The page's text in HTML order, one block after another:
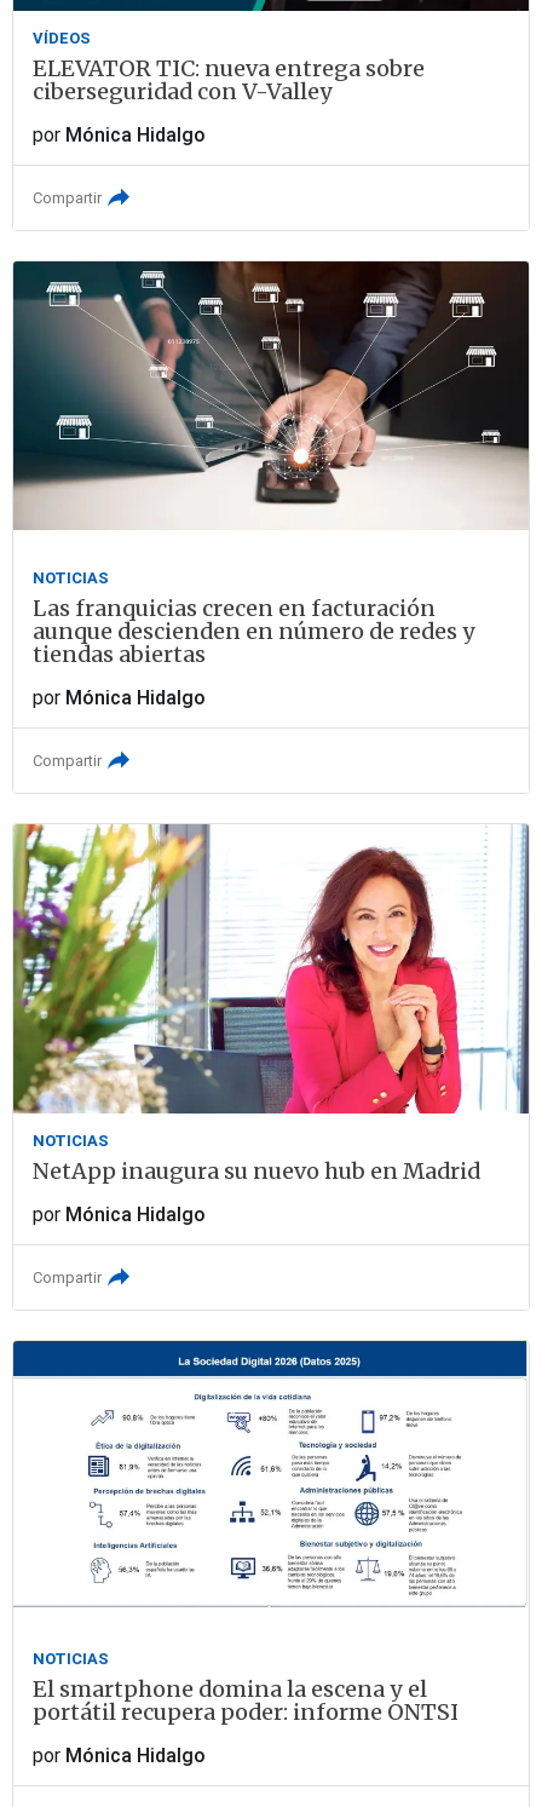
VÍDEOS
ELEVATOR TIC: nueva entrega sobre
ciberseguridad con V-Valley
por Mónica Hidalgo
Compartir
NOTICIAS
Las franquicias crecen en facturación
aunque descienden en número de redes y
tiendas abiertas
por Mónica Hidalgo
Compartir
NOTICIAS
NetApp inaugura su nuevo hub en Madrid
por Mónica Hidalgo
Compartir
NOTICIAS
El smartphone domina la escena y el
portátil recupera poder: informe ONTSI
por Mónica Hidalgo